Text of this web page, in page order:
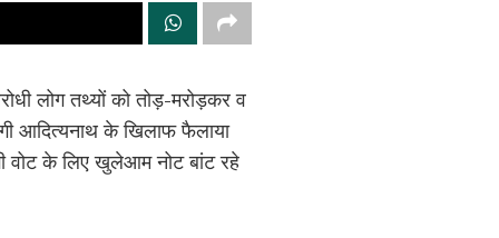
लोग तथ्यों को तोड़-मरोड़कर व
आदित्यनाथ के खिलाफ फैलाया
वोट के लिए खुलेआम नोट बांट रहे